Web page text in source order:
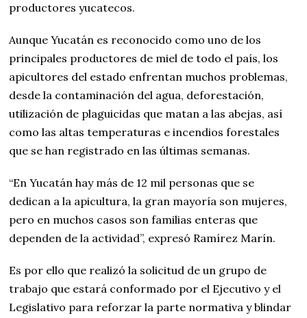
productores yucatecos.
Aunque Yucatán es reconocido como uno de los
principales productores de miel de todo el país, los
apicultores del estado enfrentan muchos problemas,
desde la contaminación del agua, deforestación,
utilización de plaguicidas que matan a las abejas, así
como las altas temperaturas e incendios forestales
que se han registrado en las últimas semanas.
“En Yucatán hay más de 12 mil personas que se
dedican a la apicultura, la gran mayoría son mujeres,
pero en muchos casos son familias enteras que
dependen de la actividad”, expresó Ramírez Marín.
Es por ello que realizó la solicitud de un grupo de
trabajo que estará conformado por el Ejecutivo y el
Legislativo para reforzar la parte normativa y blindar